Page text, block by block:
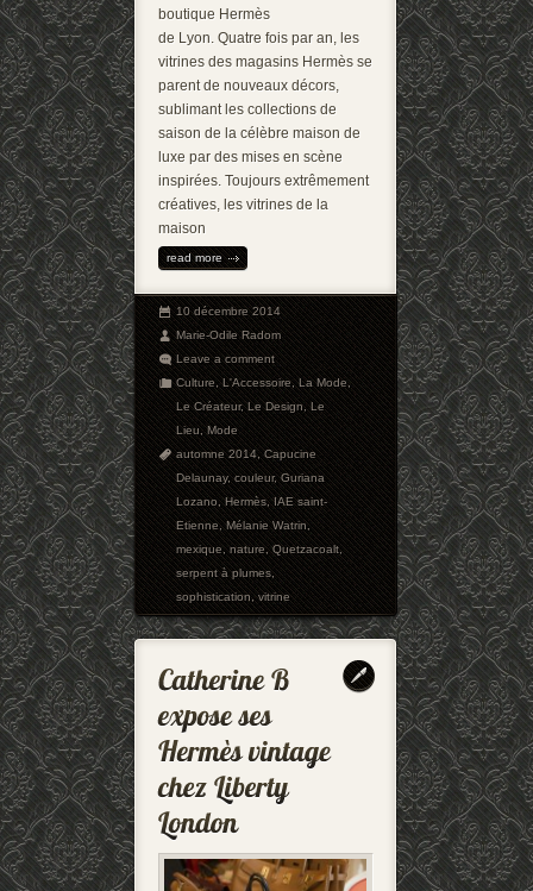
boutique Hermès
de Lyon. Quatre fois par an, les
vitrines des magasins Hermès se
parent de nouveaux décors,
sublimant les collections de
saison de la célèbre maison de
luxe par des mises en scène
inspirées. Toujours extrêmement
créatives, les vitrines de la
maison
read more
10 décembre 2014
Marie-Odile Radom
Leave a comment
Culture,L'Accessoire,La Mode,
Le Créateur,Le Design,Le
Lieu,Mode
automne 2014,Capucine
Delaunay,couleur,Guriana
Lozano,Hermès,IAE saint-
Etienne,Mélanie Watrin,
mexique,nature,Quetzacoalt,
serpent à plumes,
sophistication,vitrine